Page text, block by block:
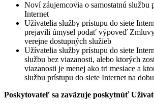
Noví záujemcovia o samostatnú službu
Internet
Užívatelia služby prístupu do siete
prejavili úmysel podať výpoveď
verejne dostupných služieb
Užívatelia služby prístupu do siete
službu bez viazanosti, alebo ktorých
viazanosti je menej ako tri mesiace a
službu prístupu do siete Internet na
Poskytovateľ sa zaväzuje poskytnúť